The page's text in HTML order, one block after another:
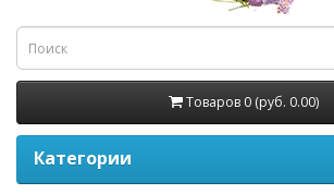
Товаров 0 (руб. 0.00)
Категории